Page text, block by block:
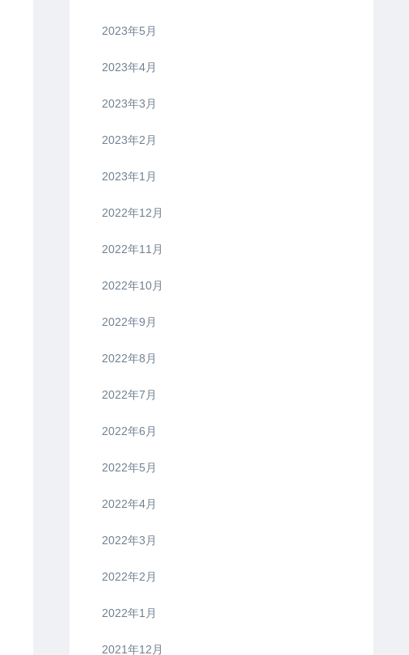
2023年5月
2023年4月
2023年3月
2023年2月
2023年1月
2022年12月
2022年11月
2022年10月
2022年9月
2022年8月
2022年7月
2022年6月
2022年5月
2022年4月
2022年3月
2022年2月
2022年1月
2021年12月